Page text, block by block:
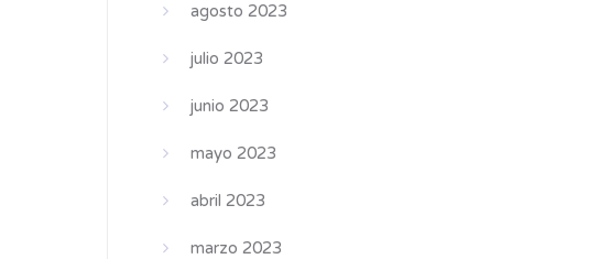
agosto 2023
julio 2023
junio 2023
mayo 2023
abril 2023
marzo 2023